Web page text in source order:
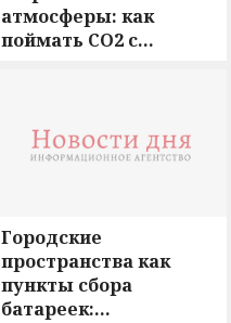
атмосферы: как
поймать CO2 с
Городские
пространства как
пункты сбора
батареек: